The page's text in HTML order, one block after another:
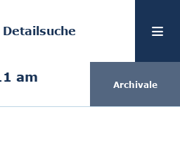
Detailsuche
am
Archivale